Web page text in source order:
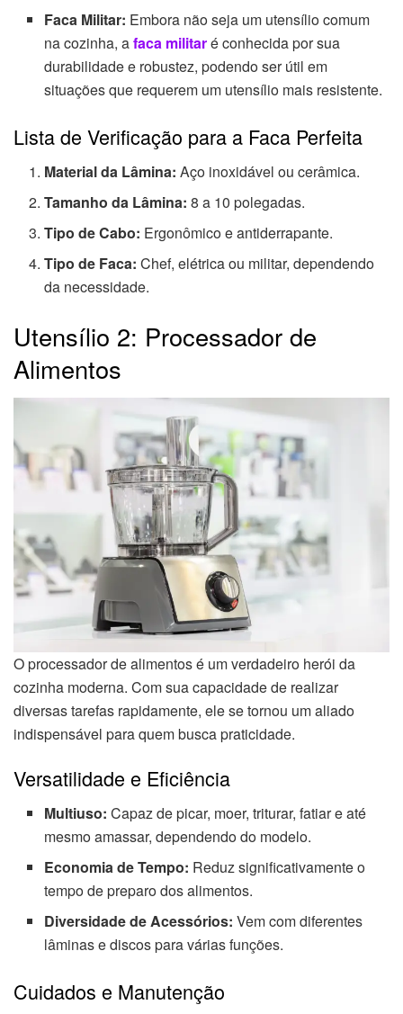
Faca Militar: Embora não seja um utensílio comum
na cozinha, afaca militaré conhecida por sua
durabilidade e robustez, podendo ser útil em
situações que requerem um utensílio mais resistente.
Lista de Verificação para a Faca Perfeita
Material da Lâmina: Aço inoxidável ou cerâmica.
Tamanho da Lâmina: 8 a 10 polegadas.
Tipo de Cabo: Ergonômico e antiderrapante.
Tipo de Faca: Chef, elétrica ou militar, dependendo
da necessidade.
Utensílio 2: Processador de
Alimentos
O processador de alimentos é um verdadeiro herói da
cozinha moderna. Com sua capacidade de realizar
diversas tarefas rapidamente, ele se tornou um aliado
indispensável para quem busca praticidade.
Versatilidade e Eficiência
Multiuso: Capaz de picar, moer, triturar, fatiar e até
mesmo amassar, dependendo do modelo.
Economia de Tempo: Reduz significativamente o
tempo de preparo dos alimentos.
Diversidade de Acessórios: Vem com diferentes
lâminas e discos para várias funções.
Cuidados e Manutenção